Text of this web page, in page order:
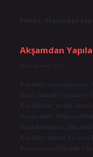
Etiket: Akşamdan
Akşamdan
Tarih: Kasım 9, 2024
Kurabiye
nemli tutmak için
Kurabiyeler yerine ekmek
önleyecektir. Doğru
buzdolabında üç gün,
Kurabiye hamur bir
hamurunu